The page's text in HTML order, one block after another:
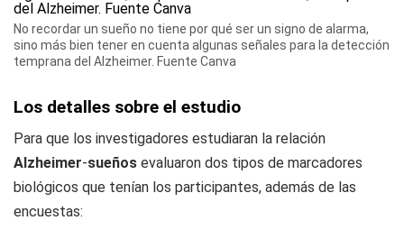
No recordar un sueño no tiene por qué ser un signo de alarma,
sino más bien tener en cuenta algunas señales para la detección
temprana del Alzheimer. Fuente Canva
Los detalles sobre el estudio
Para que los investigadores estudiaran la relación
Alzheimer-sueños evaluaron dos tipos de marcadores
biológicos que tenían los participantes, además de las
encuestas: